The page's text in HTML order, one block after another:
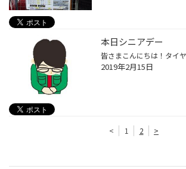
本日シニアデー
2019年2月15日
< 1 2 >